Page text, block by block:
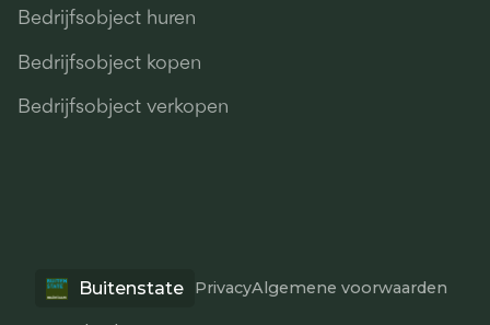
Bedrijfsobject huren
Bedrijfsobject kopen
Bedrijfsobject verkopen
Buitenstate PrivacyAlgemene voorwaarden